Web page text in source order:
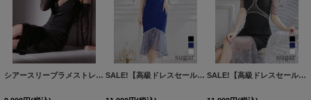
シアースリーブラメストレッチミディアムドレス/キャバドレス【S-Mサイズ/1カラー】[OF03]【IM】dzq SALE!【高級ドレスセール】【Kylie/カイリー】シアー/ パール/ スパンコール/ パフスリーブ/ 半袖/ 袖あり/ 切替/ マーメイド/ 膝丈/ ミディアムドレス/ キャバドレス【HC03】 SALE!【高級ドレスセール】【Kylie/カイリー】シアー/ パール/ スパンコール/ パフスリーブ/ 半袖/ 袖あり/ 切替/ マーメイド/ 膝丈/ ミディアムドレス/ キャバドレス【HC03】